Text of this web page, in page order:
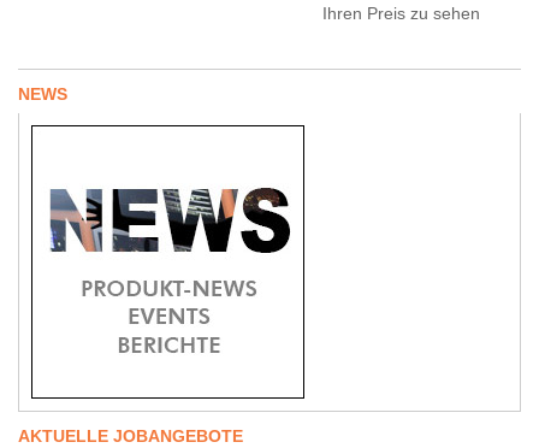
Ihren Preis zu sehen
NEWS
AKTUELLE JOBANGEBOTE